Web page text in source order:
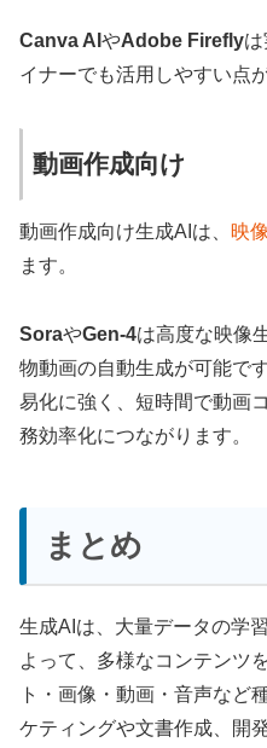
Canva AI やAdobe Firefly
イナーでも活用しやすい点
動画作成向け
動画作成向け生成AIは、 映
ます。
SoraやGen-4は高度な映像
物動画の自動生成が可能です
易化に強く、短時間で動画
務効率化につながります。
まとめ
生成AIは、大量データの学
よって、多様なコンテンツ
ト・画像・動画・音声など
ケティングや文書作成、開